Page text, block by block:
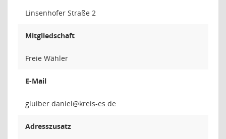
Linsenhofer Straße 2
Mitgliedschaft
Freie Wähler
E-Mail
leinad.
Adresszusatz